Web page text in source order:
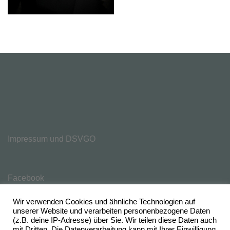
Impressum und DSVGO
Facebook
Wir verwenden Cookies und ähnliche Technologien auf
unserer Website und verarbeiten personenbezogene Daten
(z.B. deine IP-Adresse) über Sie. Wir teilen diese Daten auch